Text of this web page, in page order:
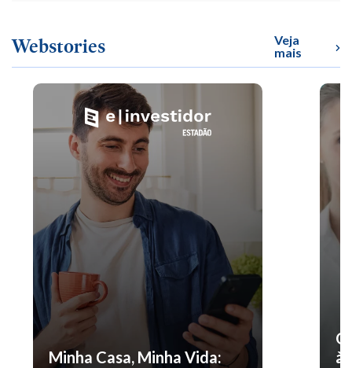
Webstories
Veja
mais
Minha Casa, Minha Vida:
O
à